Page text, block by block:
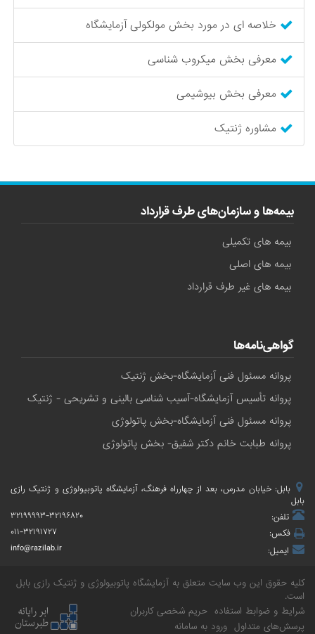
خلاصه ای در مورد بخش مولکولی آزمایشگاه
معرفی بخش میکروب شناسی
معرفی بخش بیوشیمی
مشاوره ژنتیک
بیمه‌ها و سازمان‌های طرف قرارداد
بیمه های تکمیلی
بیمه های اصلی
بیمه های غیر طرف قرارداد
گواهی‌نامه‌ها
پروانه مسئول فنی آزمایشگاه-بخش ژنتیک
پروانه تأسیس آزمایشگاه-آسیب شناسی بالینی و تشریحی - ژنتیک
پروانه مسئول فنی آزمایشگاه-بخش پاتولوژی
پروانه طبابت خانم دکتر شفیق- بخش پاتولوژی
بابل: خیابان مدرس، بعد از چهارراه فرهنگ، آزمایشگاه پاتوبیولوژی و ژنتیک رازی
بابل
تلفن:
۳۲۱۹۹۹۹۳-۳۲۱۹۶۸۲۰
فکس:
۰۱۱-۳۲۱۹۱۷۲۷
ایمیل:
info@razilab.ir
کلیه حقوق این وب سایت متعلق به آزمایشگاه پاتوبیولوژی و ژنتیک رازی بابل
است.
شرایط و ضوابط استفاده حریم شخصی کاربران
پرسش‌های متداول ورود به سامانه